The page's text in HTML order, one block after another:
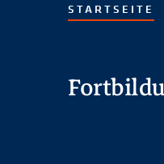
STARTSEITE